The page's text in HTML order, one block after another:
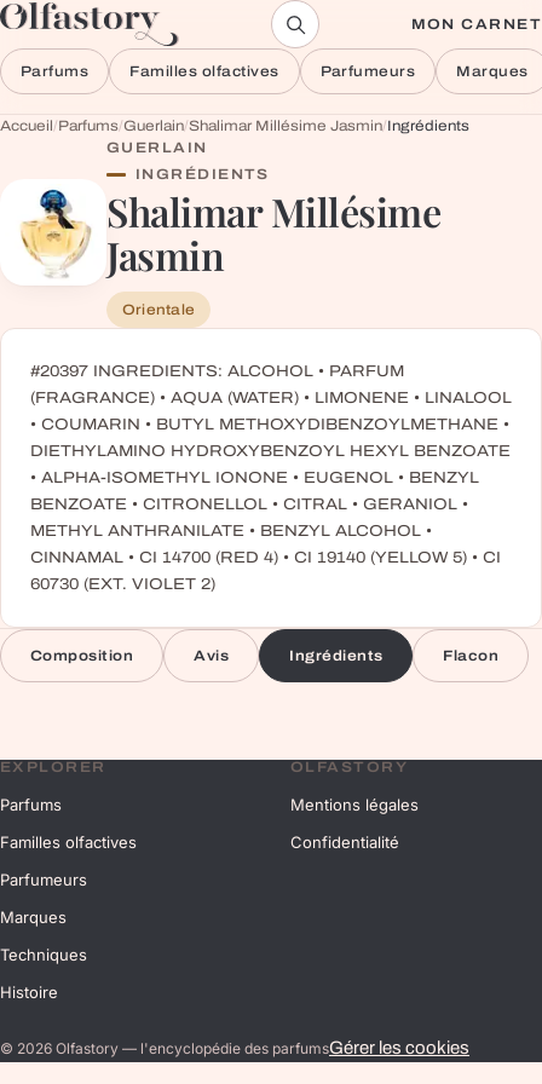
Aller au contenu MON CARNET
Parfums Familles olfactives Parfumeurs Marques
Accueil/Parfums/Guerlain/Shalimar Millésime Jasmin/Ingrédients
GUERLAIN
INGRÉDIENTS
Shalimar Millésime
Jasmin
Orientale
#20397 INGREDIENTS: ALCOHOL • PARFUM
(FRAGRANCE) • AQUA (WATER) • LIMONENE • LINALOOL
• COUMARIN • BUTYL METHOXYDIBENZOYLMETHANE •
DIETHYLAMINO HYDROXYBENZOYL HEXYL BENZOATE
• ALPHA-ISOMETHYL IONONE • EUGENOL • BENZYL
BENZOATE • CITRONELLOL • CITRAL • GERANIOL •
METHYL ANTHRANILATE • BENZYL ALCOHOL •
CINNAMAL • CI 14700 (RED 4) • CI 19140 (YELLOW 5) • CI
60730 (EXT. VIOLET 2)
Composition Avis Ingrédients Flacon
EXPLORER
Parfums
Familles olfactives
Parfumeurs
Marques
Techniques
Histoire
OLFASTORY
Mentions légales
Confidentialité
© 2026 Olfastory — l'encyclopédie des parfumsGérer les cookies